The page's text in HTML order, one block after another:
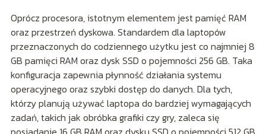
Oprócz procesora, istotnym elementem jest pamięć RAM
oraz przestrzeń dyskowa. Standardem dla laptopów
przeznaczonych do codziennego użytku jest co najmniej 8
GB pamięci RAM oraz dysk SSD o pojemności 256 GB. Taka
konfiguracja zapewnia płynność działania systemu
operacyjnego oraz szybki dostęp do danych. Dla tych,
którzy planują używać laptopa do bardziej wymagających
zadań, takich jak obróbka grafiki czy gry, zaleca się